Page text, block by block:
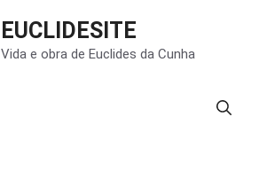
EUCLIDESITE
Vida e obra de Euclides da Cunha